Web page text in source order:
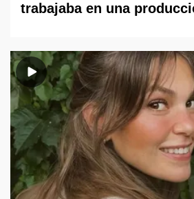
trabajaba en una